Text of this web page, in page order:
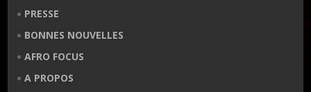
PRESSE
BONNES NOUVELLES
AFRO FOCUS
A PROPOS